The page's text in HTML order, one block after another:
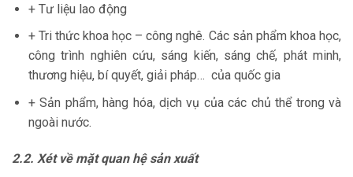
+ Tư liệu lao động
+ Tri thức khoa học – công nghê. Các sản phẩm khoa học,
công trình nghiên cứu, sáng kiến, sáng chế, phát minh,
thương hiệu, bí quyết, giải pháp… của quốc gia
+ Sản phẩm, hàng hóa, dịch vụ của các chủ thể trong và
ngoài nước.
2.2. Xét về mặt quan hệ sản xuất